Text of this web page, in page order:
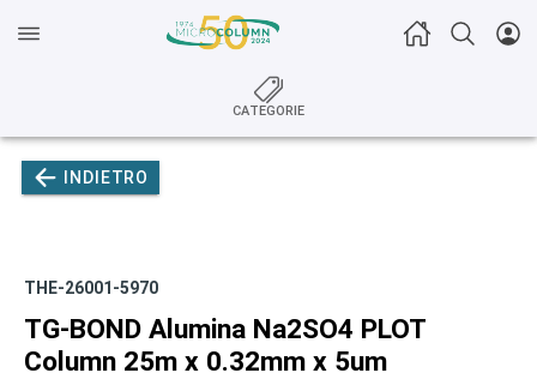
CATEGORIE
INDIETRO
THE-26001-5970
TG-BOND Alumina Na2SO4 PLOT
Column 25m x 0.32mm x 5um